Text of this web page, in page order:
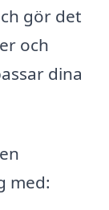
gör det
och
dina
med: